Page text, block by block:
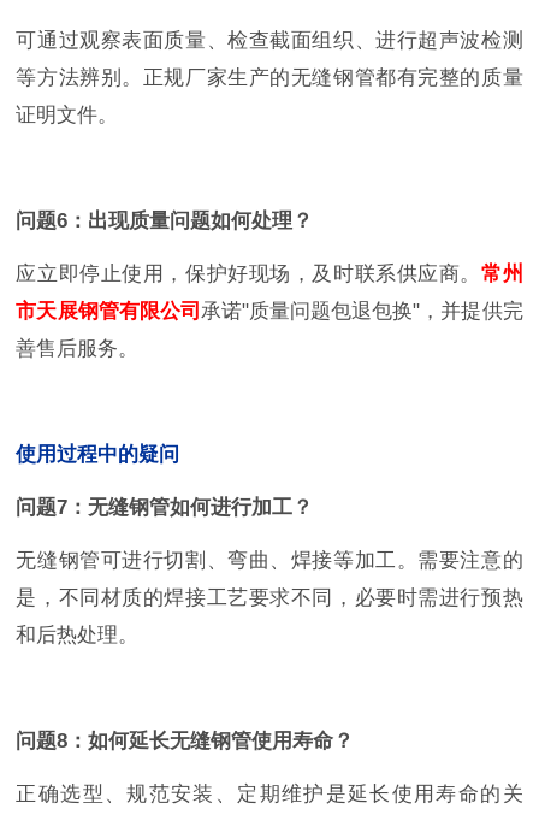
可通过观察表面质量、检查截面组织、进行超声波检测
等方法辨别。正规厂家生产的无缝钢管都有完整的质量
证明文件。
问题6：出现质量问题如何处理？
应立即停止使用，保护好现场，及时联系供应商。 常州
市天展钢管有限公司 承诺"质量问题包退包换"，并提供完
善售后服务。
使用过程中的疑问
问题7：无缝钢管如何进行加工？
无缝钢管可进行切割、弯曲、焊接等加工。需要注意的
是，不同材质的焊接工艺要求不同，必要时需进行预热
和后热处理。
问题8：如何延长无缝钢管使用寿命？
正确选型、规范安装、定期维护是延长使用寿命的关